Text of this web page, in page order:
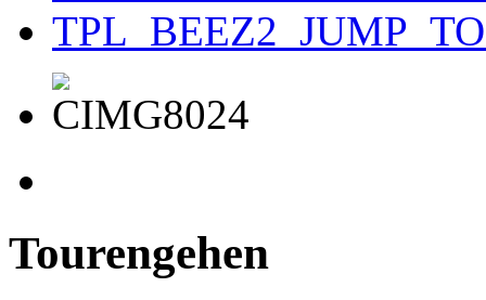
Tourengehen